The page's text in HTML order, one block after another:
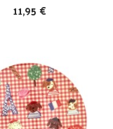
11,95 €